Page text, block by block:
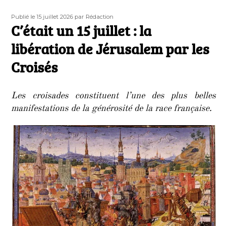
Publié
Publié le 15 juillet 2026 Auteur
par Rédaction
C’était un 15 juillet : la
libération de Jérusalem par les
Croisés
Les croisades constituent l’une des plus belles
manifestations de la générosité de la race française.